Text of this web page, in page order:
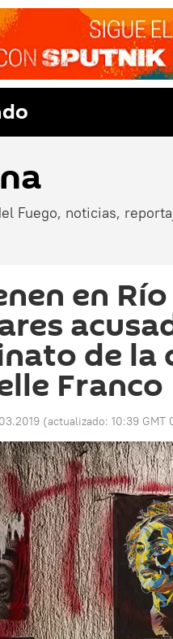
Fuego, noticias,
en
de la
Franco
(actualizado: 10:39 GMT